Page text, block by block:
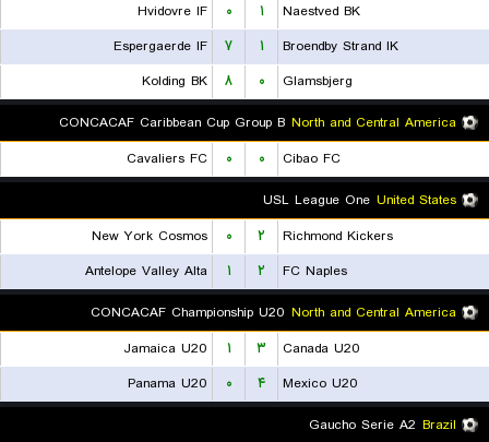
Naestved BK
۱ ۰
Hvidovre IF
Broendby Strand IK
۱ ۷
Espergaerde IF
Glamsbjerg
۰ ۸
Kolding BK
North and Central America
CONCACAF Caribbean Cup Group B
Cibao FC
۰ ۰
Cavaliers FC
United States
USL League One
Richmond Kickers
۲ ۰
New York Cosmos
FC Naples
۲ ۱
Antelope Valley Alta
North and Central America
CONCACAF Championship U20
Canada U20
۳ ۱
Jamaica U20
Mexico U20
۴ ۰
Panama U20
Brazil
Gaucho Serie A2